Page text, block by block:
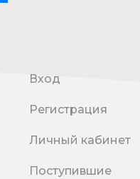
Вход
Регистрация
Личный кабинет
Поступившие